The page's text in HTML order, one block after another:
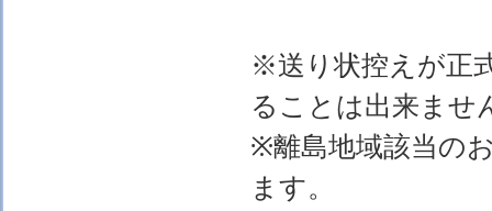
※送り状控えが正
ることは出来ませ
※離島地域該当の
ます。